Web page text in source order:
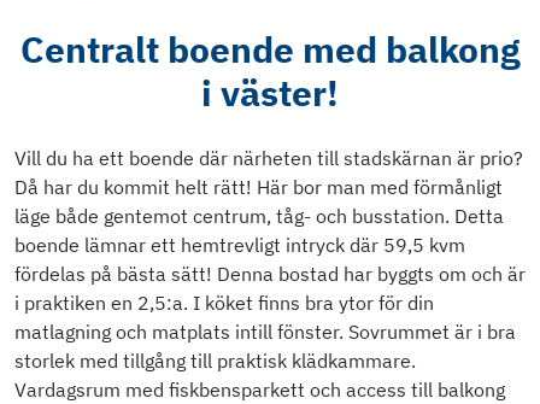
Centralt boende med balkong
i väster!
Vill du ha ett boende där närheten till stadskärnan är prio?
Då har du kommit helt rätt! Här bor man med förmånligt
läge både gentemot centrum, tåg- och busstation. Detta
boende lämnar ett hemtrevligt intryck där 59,5 kvm
fördelas på bästa sätt! Denna bostad har byggts om och är
i praktiken en 2,5:a. I köket finns bra ytor för din
matlagning och matplats intill fönster. Sovrummet är i bra
storlek med tillgång till praktisk klädkammare.
Vardagsrum med fiskbensparkett och access till balkong